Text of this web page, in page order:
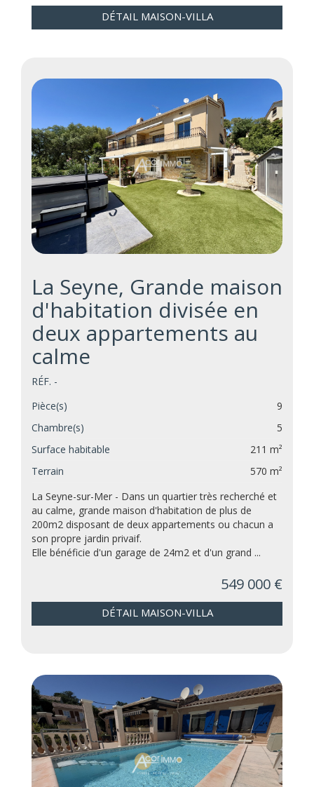
DÉTAIL MAISON-VILLA
La Seyne, Grande maison
d'habitation divisée en
deux appartements au
calme
RÉF. -
Pièce(s)
9
Chambre(s)
5
Surface habitable
211 m²
Terrain
570 m²
La Seyne-sur-Mer - Dans un quartier très recherché et
au calme, grande maison d'habitation de plus de
200m2 disposant de deux appartements ou chacun a
son propre jardin privaif.
Elle bénéficie d'un garage de 24m2 et d'un grand ...
549 000 €
DÉTAIL MAISON-VILLA